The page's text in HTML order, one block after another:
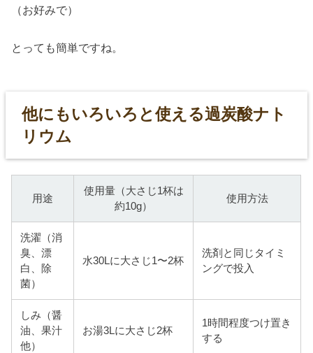
（お好みで）
とっても簡単ですね。
他にもいろいろと使える過炭酸ナト
リウム
用途
使用量（大さじ1杯は
約10g）
使用方法
洗濯（消
臭、漂
白、除
菌）
水30Lに大さじ1〜2杯
洗剤と同じタイミ
ングで投入
しみ（醤
油、果汁
他）
お湯3Lに大さじ2杯
1時間程度つけ置き
する